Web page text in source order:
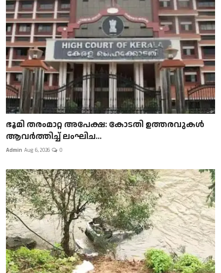
ഭൂമി തരംമാറ്റ അപേക്ഷ: കോടതി ഉത്തരവുകൾ
ആവർത്തിച്ച് ലംഘിച...
Admin Aug 6, 2026 0